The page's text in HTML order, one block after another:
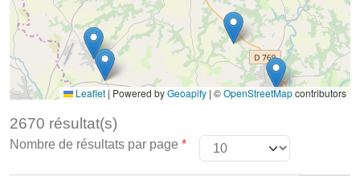
Leaflet | Powered byGeoapify | ©OpenStreetMapcontributors
2670 résultat(s)
Nombre de résultats par page *